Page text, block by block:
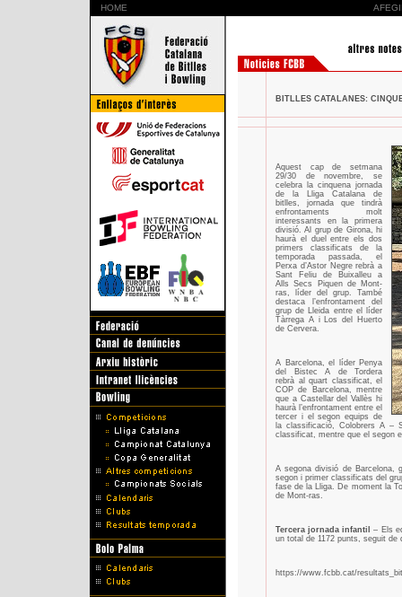
HOME
BITLLES CATALANES:
Aquest cap de setmana
29/30 de novembre, se
celebra la cinquena jornada
de la Lliga Catalana de
bitlles, jornada que tindrà
enfrontaments molt
interessants en la primera
divisió. Al grup de Girona, hi
haurà el duel entre els dos
primers classificats de la
temporada passada, el
Perxa d’Astor Negre rebrà a
Sant Feliu de Buixalleu a
Alls Secs Piquen de Mont-
ras, líder del grup. També
destaca l’enfrontament del
grup de Lleida entre el líder
Tàrrega A i Los del Huerto
de Cervera.
A Barcelona, el líder Penya
del Bistec A de Tordera
rebrà al quart classificat, el
COP de Barcelona, mentre
que a Castellar del Vallès hi
haurà l’enfrontament entre el
tercer i el segon equips de
la classificació, Colobrers A –
classificat, mentre que el segon
A segona divisió de Barcelona,
segon i primer classificats del
fase de la Lliga. De moment la
de Mont-ras.
Tercera jornada infantil
– Els
un total de 1172 punts, seguit de
https://www.fcbb.cat/